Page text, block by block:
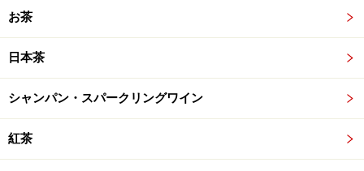
お茶
日本茶
シャンパン・スパークリングワイン
紅茶